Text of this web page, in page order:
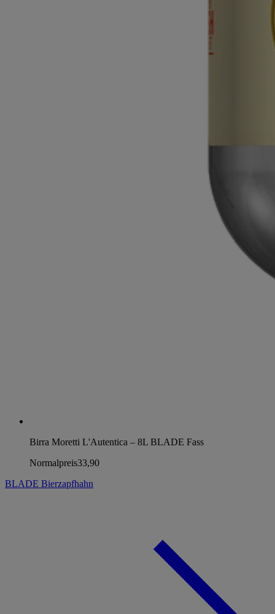
Birra Moretti L'Autentica – 8L BLADE Fass
Normalpreis33,90
BLADE Bierzapfhahn